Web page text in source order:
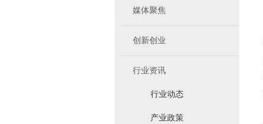
媒体聚焦
创新创业
行业资讯
行业动态
产业政策